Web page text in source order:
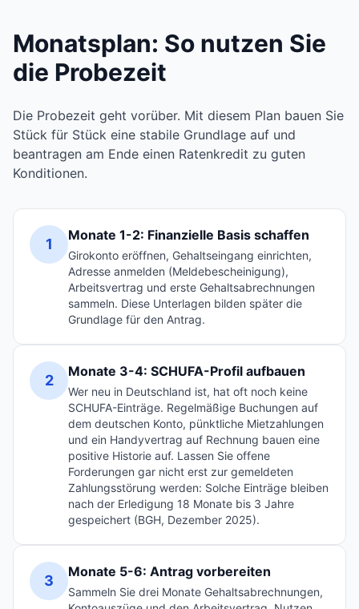
Monatsplan: So nutzen Sie
die Probezeit
Die Probezeit geht vorüber. Mit diesem Plan bauen Sie
Stück für Stück eine stabile Grundlage auf und
beantragen am Ende einen Ratenkredit zu guten
Konditionen.
1
Monate 1-2: Finanzielle Basis schaffen
Girokonto eröffnen, Gehaltseingang einrichten,
Adresse anmelden (Meldebescheinigung),
Arbeitsvertrag und erste Gehaltsabrechnungen
sammeln. Diese Unterlagen bilden später die
Grundlage für den Antrag.
2
Monate 3-4: SCHUFA-Profil aufbauen
Wer neu in Deutschland ist, hat oft noch keine
SCHUFA-Einträge. Regelmäßige Buchungen auf
dem deutschen Konto, pünktliche Mietzahlungen
und ein Handyvertrag auf Rechnung bauen eine
positive Historie auf. Lassen Sie offene
Forderungen gar nicht erst zur gemeldeten
Zahlungsstörung werden: Solche Einträge bleiben
nach der Erledigung 18 Monate bis 3 Jahre
gespeichert (BGH, Dezember 2025).
3
Monate 5-6: Antrag vorbereiten
Sammeln Sie drei Monate Gehaltsabrechnungen,